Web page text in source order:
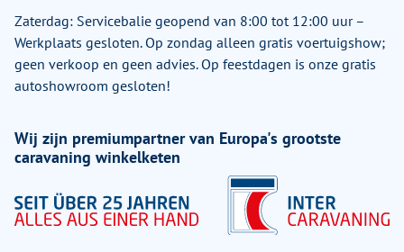
Zaterdag: Servicebalie geopend van 8:00 tot 12:00 uur –
Werkplaats gesloten. Op zondag alleen gratis voertuigshow;
geen verkoop en geen advies. Op feestdagen is onze gratis
autoshowroom gesloten!
Wij zijn premiumpartner van Europa's grootste
caravaning winkelketen